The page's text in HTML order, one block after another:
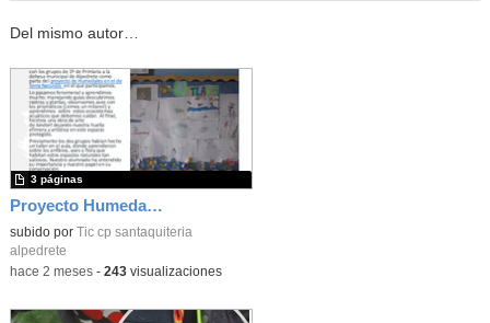
Del mismo autor…
Proyecto Humedales 1º
subido por Tic cp santaquiteria
alpedrete
3 páginas
-hace 2 meses- 243visualizaciones